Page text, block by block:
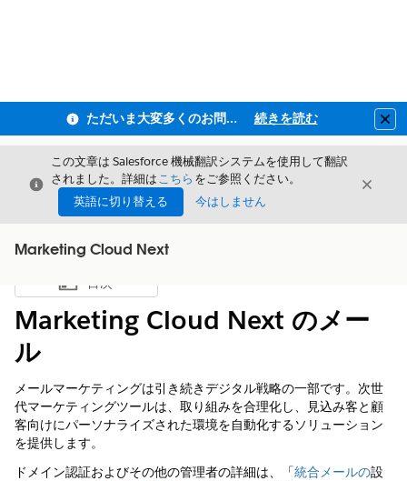
ただいま大変多くのお問い合わせをいただいており、ご連絡までにお時間を頂戴しております 続きを読む
閉じる
この文章は Salesforce 機械翻訳システムを使用して翻訳
されました。詳細はこちら をご参照ください。
英語に切り替える
今はしません
閉じる
Marketing Cloud Next
目次を表示
目次
Marketing Cloud Next のメー
ル
メールマーケティングは引き続きデジタル戦略の一部です。次世
代マーケティングツールは、取り組みを合理化し、見込み客と顧
客向けにパーソナライズされた環境を自動化するソリューション
を提供します。
ドメイン認証およびその他の管理者の詳細は、「統合メールの設